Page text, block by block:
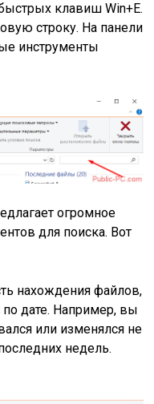
клавиш Win+E.
строку. На панели
инструменты
огромное
для поиска. Вот
нахождения файлов,
по дате. Например, вы
или изменялся не
недель.